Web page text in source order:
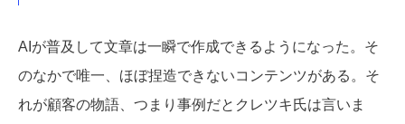
AIが普及して文章は一瞬で作成できるようになった。そ
のなかで唯一、ほぼ捏造できないコンテンツがある。そ
れが顧客の物語、つまり事例だとクレツキ氏は言いま